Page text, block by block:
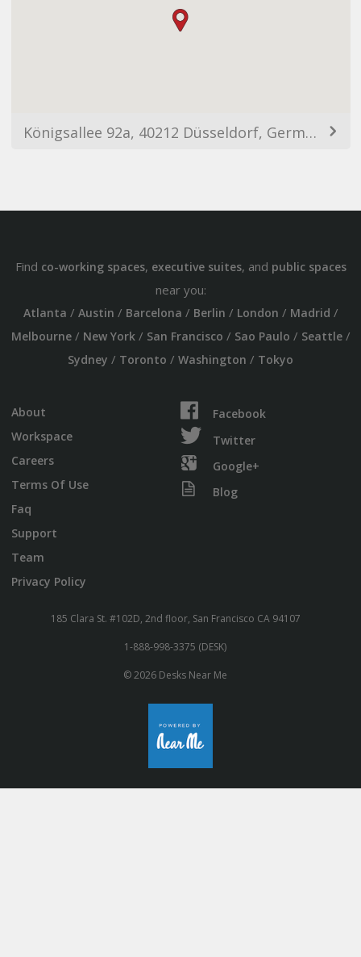
Königsallee 92a, 40212 Düsseldorf, Germany
Find co-working spaces, executive suites, and public spaces
near you:
Atlanta / Austin / Barcelona / Berlin / London / Madrid /
Melbourne/ New York/ San Francisco / Sao Paulo / Seattle/
Sydney / Toronto / Washington / Tokyo
About
Workspace
Careers
Terms Of Use
Faq
Support
Team
Privacy Policy
Facebook
Twitter
Google+
Blog
185 Clara St. #102D, 2nd floor, San Francisco CA 94107
1-888-998-3375 (DESK)
© 2026 Desks Near Me